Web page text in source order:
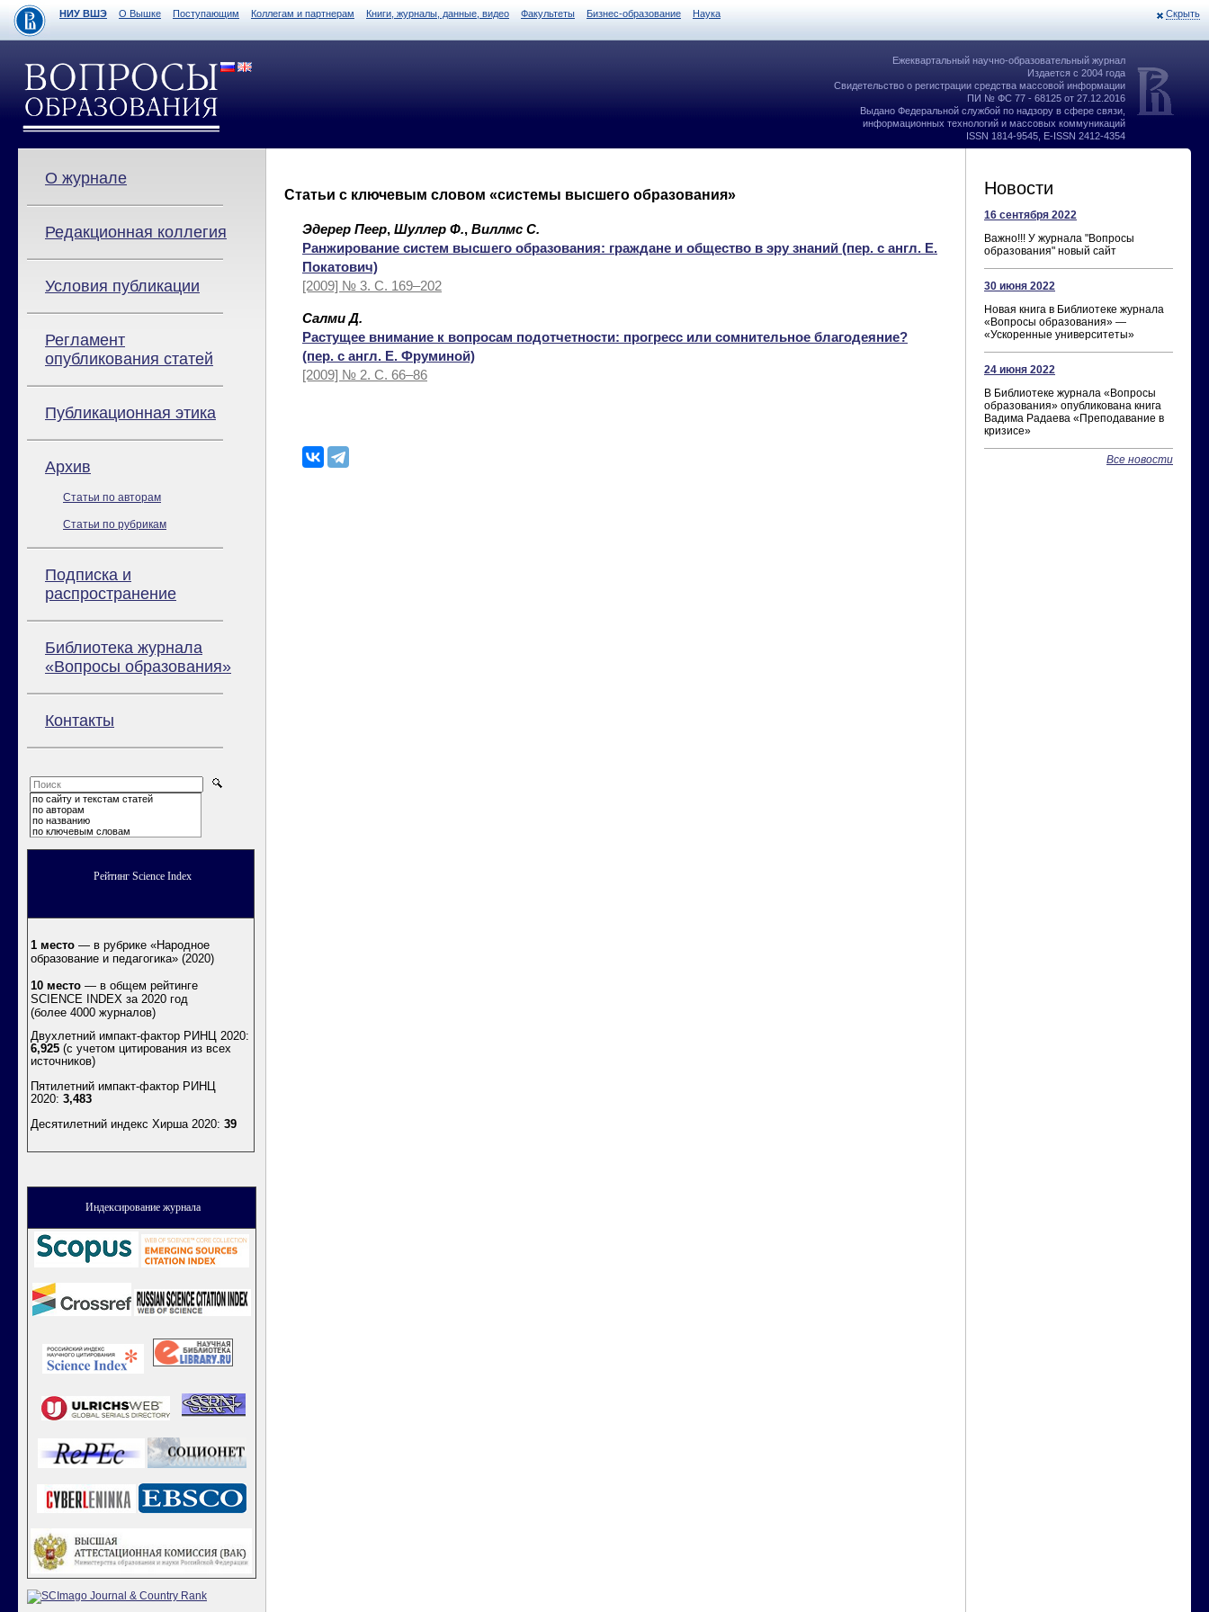
Скрыть
НИУ ВШЭ О Вышке Поступающим Коллегам и партнерам Книги, журналы, данные, видео Факультеты Бизнес-образование Наука
Ежеквартальный научно-образовательный журнал
Издается с 2004 года
Свидетельство о регистрации средства массовой информации
ПИ № ФС 77 - 68125 от 27.12.2016
Выдано Федеральной службой по надзору в сфере связи,
информационных технологий и массовых коммуникаций
ISSN 1814-9545, E-ISSN 2412-4354
О журнале
Редакционная коллегия
Условия публикации
Регламент
опубликования статей
Публикационная этика
Архив
Статьи по авторам
Статьи по рубрикам
Подписка и
распространение
Библиотека журнала
«Вопросы образования»
Контакты
по сайту и текстам статей
по авторам
по названию
по ключевым словам
Рейтинг Science Index
1 место — в рубрике «Народное
образование и педагогика» (2020)
10 место — в общем рейтинге
SCIENCE INDEX за 2020 год
(более 4000 журналов)
Двухлетний импакт-фактор РИНЦ 2020:
6,925 (с учетом цитирования из всех
источников)
Пятилетний импакт-фактор РИНЦ
2020: 3,483
Десятилетний индекс Хирша 2020: 39
Индексирование журнала
Статьи с ключевым словом «системы высшего образования»
Эдерер Пеер, Шуллер Ф., Виллмс С.
Ранжирование систем высшего образования: граждане и общество в эру знаний (пер. с англ. Е.
Покатович)
[2009] № 3. С. 169–202
Салми Д.
Растущее внимание к вопросам подотчетности: прогресс или сомнительное благодеяние?
(пер. с англ. Е. Фруминой)
[2009] № 2. С. 66–86
Новости
16 сентября 2022
Важно!!! У журнала "Вопросы
образования" новый сайт
30 июня 2022
Новая книга в Библиотеке журнала
«Вопросы образования» —
«Ускоренные университеты»
24 июня 2022
В Библиотеке журнала «Вопросы
образования» опубликована книга
Вадима Радаева «Преподавание в
кризисе»
Все новости